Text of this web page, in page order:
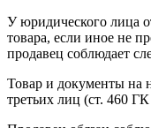
У юридического лица
товара, если иное не
продавец соблюдает
Товар и документы на
третьих лиц (ст. 460